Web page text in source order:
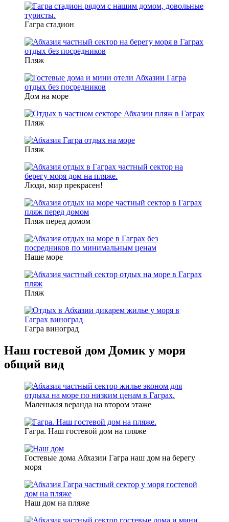
Гагра стадион
Пляж
Дом на море
Пляж
Пляж
Люди, мир прекрасен!
Пляж перед домом
Наше море
Пляж
Гагра виноград
Наш гостевой дом Домик у моря
общий вид
Маленькая веранда на втором этаже
Гагра. Наш гостевой дом на пляже
Гостевые дома Абхазии Гагра наш дом на берегу
моря
Наш дом на пляже